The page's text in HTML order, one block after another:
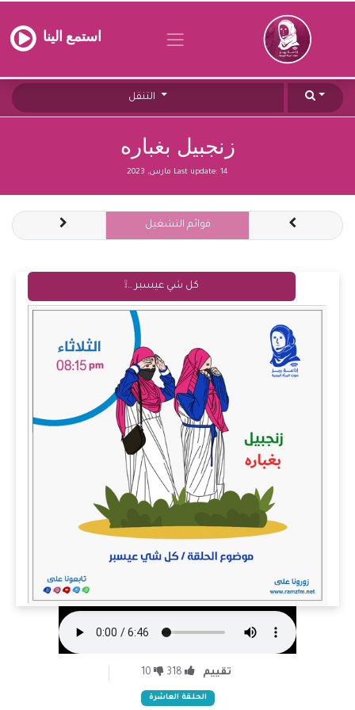
استمع الينا
زنجبيل بغباره
Last update: 14 مارس, 2023
قوائم التشغيل
كل شي عيسبر ..❕
تقييم 318
10
الحلقة العاشرة